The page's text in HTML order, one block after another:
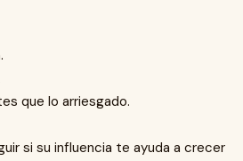
que lo arriesgado.
si su influencia te ayuda a crecer